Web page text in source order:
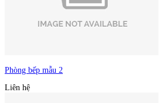
Phòng bếp mẫu 2
Liên hệ